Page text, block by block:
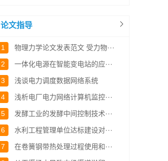
论文指导
1 物理力学论文发表范文 受力物···
2 一体化电源在智能变电站的应···
3 浅谈电力调度数据网络系统
4 浅析电厂电力网络计算机监控···
5 发酵工业的发酵中间控制技术···
6 水利工程管理单位达标建设对···
7 在卷簧钢带热处理过程使用和···